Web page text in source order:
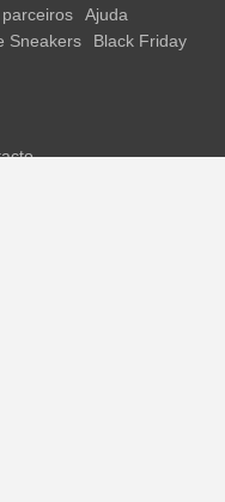
Ajuda
Sneakers
Black Friday